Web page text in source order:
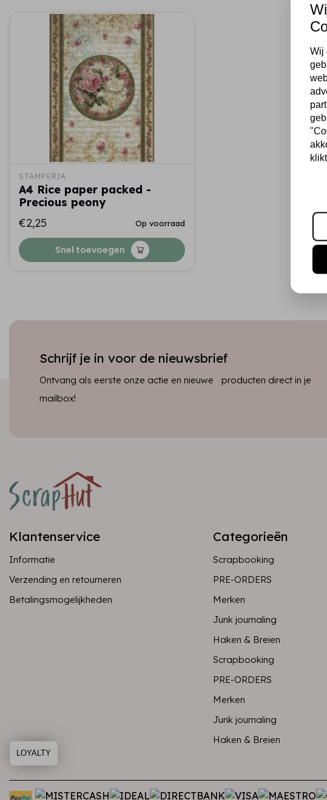
STAMPERIA
A4 Rice paper packed -
Precious peony
€2,25
Op voorraad
Snel toevoegen
Schrijf je in voor de nieuwsbrief
Ontvang als eerste onze actie en nieuwe producten direct in je
mailbox!
Klantenservice
Informatie
Verzending en retourneren
Betalingsmogelijkheden
Categorieën
Scrapbooking
PRE-ORDERS
Merken
Junk journaling
Haken & Breien
Scrapbooking
PRE-ORDERS
Merken
Junk journaling
Haken & Breien
Wij
LOYALTY